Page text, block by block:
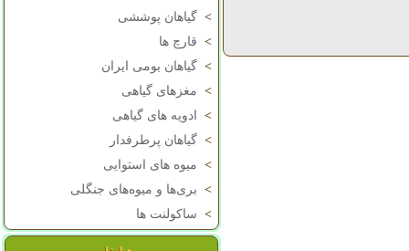
> گیاهان پوششی
> قارچ ها
> گیاهان بومی ایران
> مغزهای گیاهی
>
ادویه های گیاهی
> گیاهان پرطرفدار
> میوه های استوایی
> بری‌ها و میوه‌های جنگلی
> ساکولنت ها